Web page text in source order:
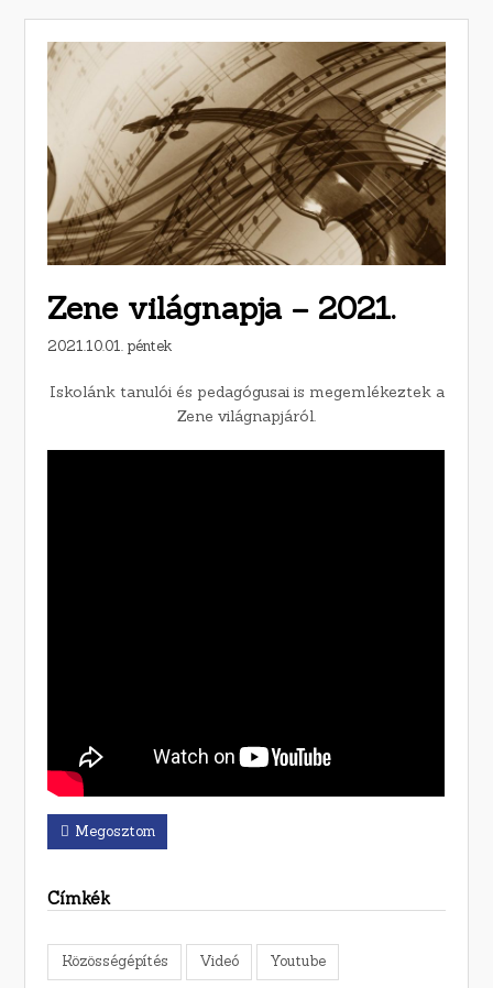
Zene világnapja – 2021.
2021.10.01. péntek
Iskolánk tanulói és pedagógusai is megemlékeztek a
Zene világnapjáról.
Megosztom
Címkék
Közösségépítés Videó Youtube